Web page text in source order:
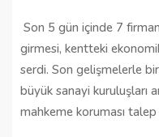
Son 5 gün içinde 7
girmesi, kentteki
serdi. Son gelişmelerle
büyük sanayi kuruluşları
mahkeme koruması